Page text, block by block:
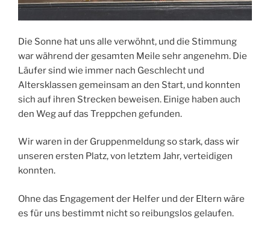
Die Sonne hat uns alle verwöhnt, und die Stimmung
war während der gesamten Meile sehr angenehm. Die
Läufer sind wie immer nach Geschlecht und
Altersklassen gemeinsam an den Start, und konnten
sich auf ihren Strecken beweisen. Einige haben auch
den Weg auf das Treppchen gefunden.
Wir waren in der Gruppenmeldung so stark, dass wir
unseren ersten Platz, von letztem Jahr, verteidigen
konnten.
Ohne das Engagement der Helfer und der Eltern wäre
es für uns bestimmt nicht so reibungslos gelaufen.